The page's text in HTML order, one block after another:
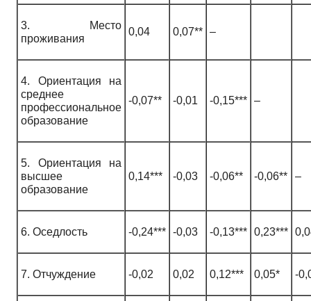
3. Место
проживания
0,04 0,07** –
4. Ориентация на
среднее
профессиональное
образование
-0,07** -0,01 -0,15*** –
5. Ориентация на
высшее
образование
0,14*** -0,03 -0,06** -0,06** –
6. Оседлость -0,24*** -0,03 -0,13*** 0,23***
7. Отчуждение -0,02 0,02 0,12*** 0,05* -